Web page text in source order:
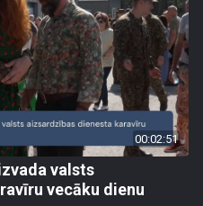
00:02:51
valsts
vecāku dienu